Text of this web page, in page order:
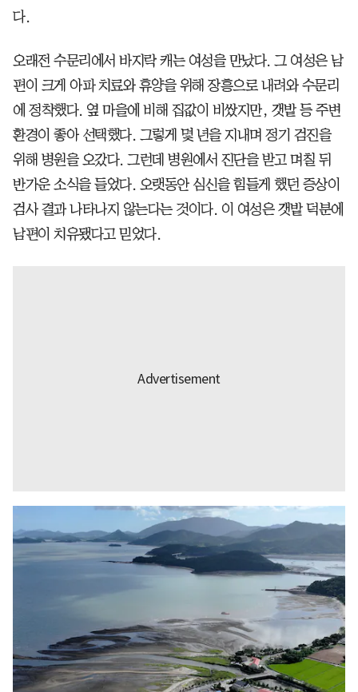
다.
오래전 수문리에서 바지락 캐는 여성을 만났다. 그 여성은 남
편이 크게 아파 치료와 휴양을 위해 장흥으로 내려와 수문리
에 정착했다. 옆 마을에 비해 집값이 비쌌지만, 갯밭 등 주변
환경이 좋아 선택했다. 그렇게 몇 년을 지내며 정기 검진을
위해 병원을 오갔다. 그런데 병원에서 진단을 받고 며칠 뒤
반가운 소식을 들었다. 오랫동안 심신을 힘들게 했던 증상이
검사 결과 나타나지 않는다는 것이다. 이 여성은 갯밭 덕분에
남편이 치유됐다고 믿었다.